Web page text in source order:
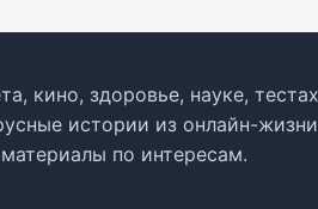
кино, здоровье, науке,
истории из онлайн-
по интересам.